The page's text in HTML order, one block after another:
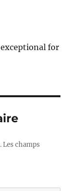
for
Les champs